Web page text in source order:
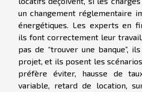
un changement réglementaire
énergétiques. Les experts en
ils font correctement leur
pas de “trouver une banque”,
projet, et ils posent les
préfère éviter, hausse de
variable, retard de location,